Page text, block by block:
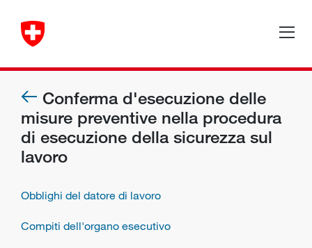
Conferma d'esecuzione delle
misure preventive nella procedura
di esecuzione della sicurezza sul
lavoro
Obblighi del datore di lavoro
Compiti dell'organo esecutivo